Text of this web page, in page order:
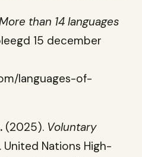
than 14 languages
15 december
languages-of-
(2025). Voluntary
. United Nations High-